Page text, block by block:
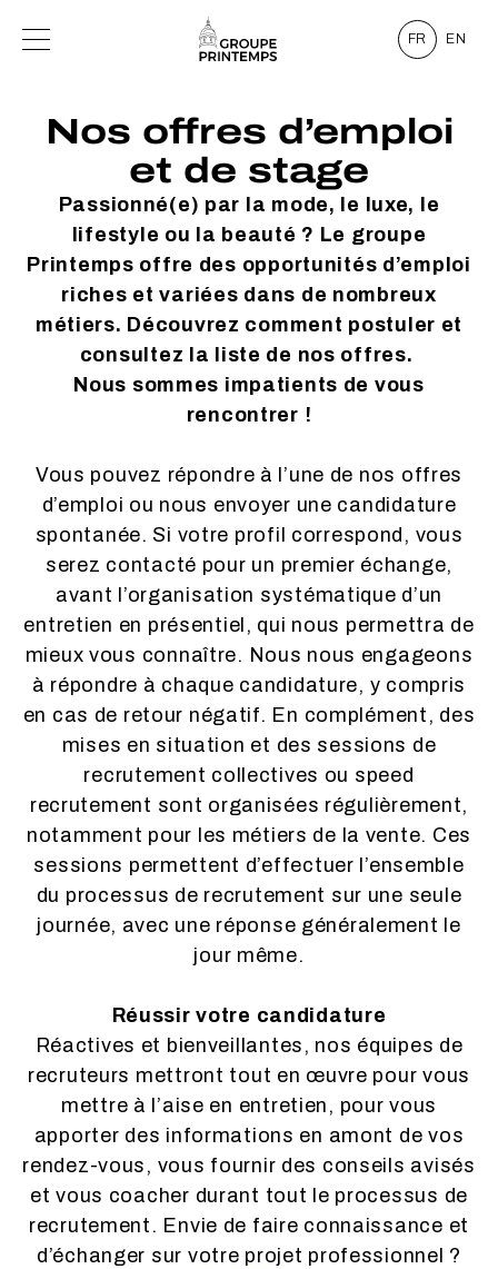
FR EN
Nos offres d’emploi
et de stage
Passionné(e) par la mode, le luxe, le
lifestyle ou la beauté ? Le groupe
Printemps offre des opportunités d’emploi
riches et variées dans de nombreux
métiers. Découvrez comment postuler et
consultez la liste de nos offres.
Nous sommes impatients de vous
rencontrer !
Vous pouvez répondre à l’une de nos offres
d’emploi ou nous envoyer une candidature
spontanée. Si votre profil correspond, vous
serez contacté pour un premier échange,
avant l’organisation systématique d’un
entretien en présentiel, qui nous permettra de
mieux vous connaître. Nous nous engageons
à répondre à chaque candidature, y compris
en cas de retour négatif. En complément, des
mises en situation et des sessions de
recrutement collectives ou speed
recrutement sont organisées régulièrement,
notamment pour les métiers de la vente. Ces
sessions permettent d’effectuer l’ensemble
du processus de recrutement sur une seule
journée, avec une réponse généralement le
jour même.
Réussir votre candidature
Réactives et bienveillantes, nos équipes de
recruteurs mettront tout en œuvre pour vous
mettre à l’aise en entretien, pour vous
apporter des informations en amont de vos
rendez-vous, vous fournir des conseils avisés
et vous coacher durant tout le processus de
recrutement. Envie de faire connaissance et
d’échanger sur votre projet professionnel ?